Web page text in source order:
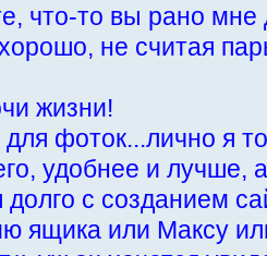
что-то вы рано
не считая
жизни!
фоток...лично я
удобнее и лучше,
долго с созданием
ящика или Максу